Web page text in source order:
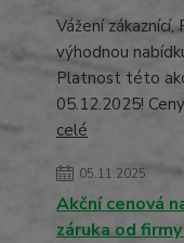
Vážení
výhodnou
Platnost této
05.12.2025!
celé
05.11.2025
Akční cenová
záruka od